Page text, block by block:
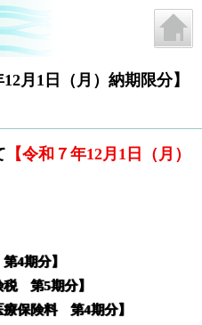
月1日（月）納期限分】
【令和７年12月1 日（月）
4期分】
税 第5期分】
療保険料 第4期分】